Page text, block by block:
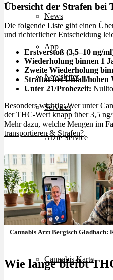
News
App
Newsletter
Services
Ärzte Service
Rezept Service
Apotheken Service
Lieferung
Cannabis Karte
Übersicht der Strafen
Die folgende Liste gibt einen
und richterlicher Entscheidung
Erstverstoß (3,5–10 ng/
Wiederholung binnen 1
Zweite Wiederholung
Straftat bei Unfall/hohen
Unter 21/Probezeit:
Besonders wichtig: Wer unter
der THC-Wert knapp über 3,5
Mehr dazu, welche Mengen im
transportieren & Strafen?.
Cannabis Arzt Bergisch Gladbach:
Wie lange bleibt